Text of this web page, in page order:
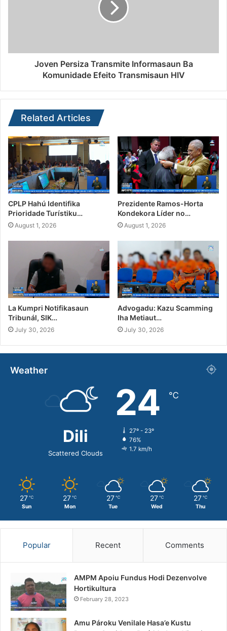
Joven Persiza Transmite Informasaun Ba
Komunidade Efeito Transmisaun HIV
Related Articles
CPLP Hahú Identifika
Prioridade Turístiku…
August 1, 2026
Prezidente Ramos-Horta
Kondekora Líder no…
August 1, 2026
La Kumpri Notifikasaun
Tribunál, SIK…
July 30, 2026
Advogadu: Kazu Scamming
Iha Metiaut…
July 30, 2026
Weather
Dili
Scattered Clouds
24 ℃
27º - 23º
76%
1.7 km/h
27 ℃
Sun
27 ℃
Mon
27 ℃
Tue
27 ℃
Wed
27 ℃
Thu
Popular Recent Comments
AMPM Apoiu Fundus Hodi Dezenvolve
Hortikultura
February 28, 2023
Amu Pároku Venilale Hasa’e Kustu